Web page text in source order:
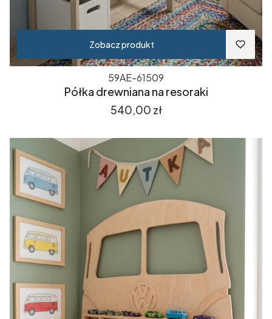
Zobacz produkt
59AE-61509
Półka drewniana na resoraki
Cena
540,00 zł